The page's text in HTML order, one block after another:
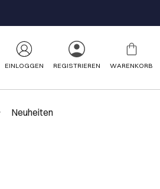
EINLOGGEN REGISTRIEREN WARENKORB
Neuheiten